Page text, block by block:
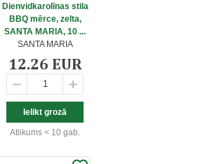
Dienvidkarolīnas stila
BBQ mērce, zelta,
SANTA MARIA, 10 ...
SANTA MARIA
12.26 EUR
Atlikums < 10 gab.